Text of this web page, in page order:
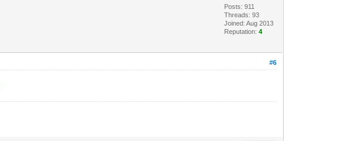
Posts: 911
Threads: 93
Joined: Aug 2013
Reputation:4
#6